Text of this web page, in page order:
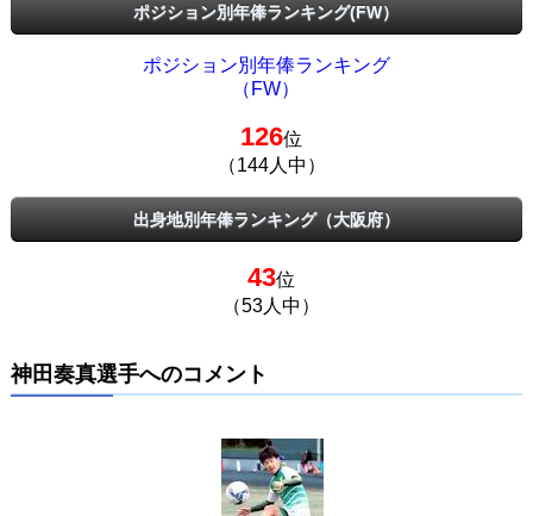
ポジション別年俸ランキング(FW）
ポジション別年俸ランキング
（FW）
126位
（144人中）
出身地別年俸ランキング（大阪府）
43位
（53人中）
神田奏真選手へのコメント